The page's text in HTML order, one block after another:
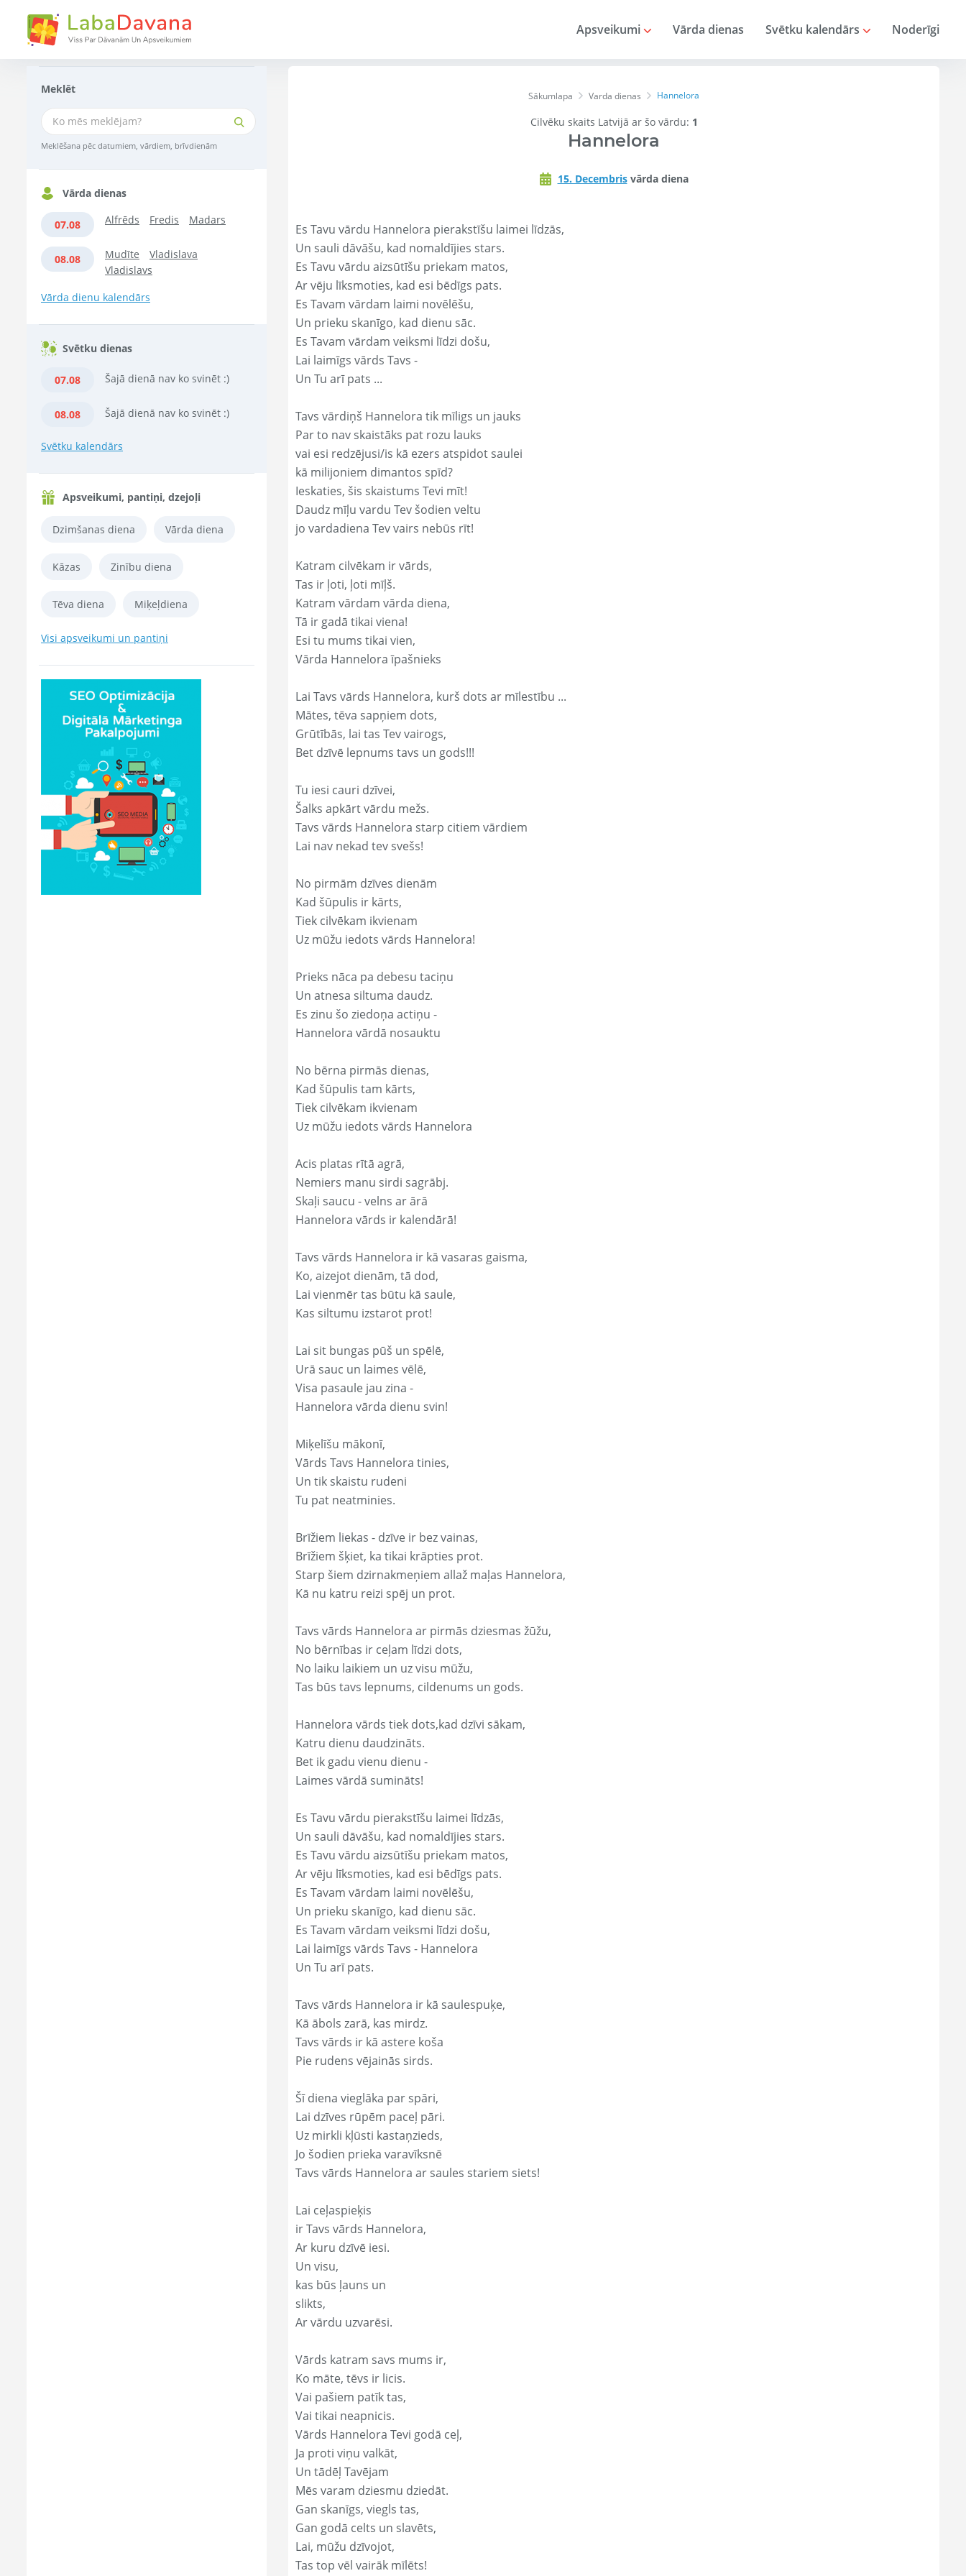
Apsveikumi Vārda dienas Svētku kalendārs Noderīgi
Meklēt
Meklēšana pēc datumiem, vārdiem, brīvdienām
Vārda dienas
07.08 Alfrēds Fredis Madars
08.08 Mudīte
Vladislava
Vladislavs
Vārda dienu kalendārs
Svētku dienas
07.08 Šajā dienā nav ko svinēt :)
08.08 Šajā dienā nav ko svinēt :)
Svētku kalendārs
Apsveikumi, pantiņi, dzejoļi
Dzimšanas diena Vārda diena
Kāzas Zinību diena
Tēva diena Miķeļdiena
Visi apsveikumi un pantiņi
Sākumlapa Varda dienas Hannelora
Cilvēku skaits Latvijā ar šo vārdu: 1
Hannelora
15. Decembrisvārda diena
Es Tavu vārdu Hannelora pierakstīšu laimei līdzās,
Un sauli dāvāšu, kad nomaldījies stars.
Es Tavu vārdu aizsūtīšu priekam matos,
Ar vēju līksmoties, kad esi bēdīgs pats.
Es Tavam vārdam laimi novēlēšu,
Un prieku skanīgo, kad dienu sāc.
Es Tavam vārdam veiksmi līdzi došu,
Lai laimīgs vārds Tavs -
Un Tu arī pats ...
Tavs vārdiņš Hannelora tik mīligs un jauks
Par to nav skaistāks pat rozu lauks
vai esi redzējusi/is kā ezers atspidot saulei
kā milijoniem dimantos spīd?
Ieskaties, šis skaistums Tevi mīt!
Daudz mīļu vardu Tev šodien veltu
jo vardadiena Tev vairs nebūs rīt!
Katram cilvēkam ir vārds,
Tas ir ļoti, ļoti mīļš.
Katram vārdam vārda diena,
Tā ir gadā tikai viena!
Esi tu mums tikai vien,
Vārda Hannelora īpašnieks
Lai Tavs vārds Hannelora, kurš dots ar mīlestību ...
Mātes, tēva sapņiem dots,
Grūtībās, lai tas Tev vairogs,
Bet dzīvē lepnums tavs un gods!!!
Tu iesi cauri dzīvei,
Šalks apkārt vārdu mežs.
Tavs vārds Hannelora starp citiem vārdiem
Lai nav nekad tev svešs!
No pirmām dzīves dienām
Kad šūpulis ir kārts,
Tiek cilvēkam ikvienam
Uz mūžu iedots vārds Hannelora!
Prieks nāca pa debesu taciņu
Un atnesa siltuma daudz.
Es zinu šo ziedoņa actiņu -
Hannelora vārdā nosauktu
No bērna pirmās dienas,
Kad šūpulis tam kārts,
Tiek cilvēkam ikvienam
Uz mūžu iedots vārds Hannelora
Acis platas rītā agrā,
Nemiers manu sirdi sagrābj.
Skaļi saucu - velns ar ārā
Hannelora vārds ir kalendārā!
Tavs vārds Hannelora ir kā vasaras gaisma,
Ko, aizejot dienām, tā dod,
Lai vienmēr tas būtu kā saule,
Kas siltumu izstarot prot!
Lai sit bungas pūš un spēlē,
Urā sauc un laimes vēlē,
Visa pasaule jau zina -
Hannelora vārda dienu svin!
Miķelīšu mākonī,
Vārds Tavs Hannelora tinies,
Un tik skaistu rudeni
Tu pat neatminies.
Brīžiem liekas - dzīve ir bez vainas,
Brīžiem šķiet, ka tikai krāpties prot.
Starp šiem dzirnakmeņiem allaž maļas Hannelora,
Kā nu katru reizi spēj un prot.
Tavs vārds Hannelora ar pirmās dziesmas žūžu,
No bērnības ir ceļam līdzi dots,
No laiku laikiem un uz visu mūžu,
Tas būs tavs lepnums, cildenums un gods.
Hannelora vārds tiek dots,kad dzīvi sākam,
Katru dienu daudzināts.
Bet ik gadu vienu dienu -
Laimes vārdā sumināts!
Es Tavu vārdu pierakstīšu laimei līdzās,
Un sauli dāvāšu, kad nomaldījies stars.
Es Tavu vārdu aizsūtīšu priekam matos,
Ar vēju līksmoties, kad esi bēdīgs pats.
Es Tavam vārdam laimi novēlēšu,
Un prieku skanīgo, kad dienu sāc.
Es Tavam vārdam veiksmi līdzi došu,
Lai laimīgs vārds Tavs - Hannelora
Un Tu arī pats.
Tavs vārds Hannelora ir kā saulespuķe,
Kā ābols zarā, kas mirdz.
Tavs vārds ir kā astere koša
Pie rudens vējainās sirds.
Šī diena vieglāka par spāri,
Lai dzīves rūpēm paceļ pāri.
Uz mirkli kļūsti kastaņzieds,
Jo šodien prieka varavīksnē
Tavs vārds Hannelora ar saules stariem siets!
Lai ceļaspieķis
ir Tavs vārds Hannelora,
Ar kuru dzīvē iesi.
Un visu,
kas būs ļauns un
slikts,
Ar vārdu uzvarēsi.
Vārds katram savs mums ir,
Ko māte, tēvs ir licis.
Vai pašiem patīk tas,
Vai tikai neapnicis.
Vārds Hannelora Tevi godā ceļ,
Ja proti viņu valkāt,
Un tādēļ Tavējam
Mēs varam dziesmu dziedāt.
Gan skanīgs, viegls tas,
Gan godā celts un slavēts,
Lai, mūžu dzīvojot,
Tas top vēl vairāk mīlēts!